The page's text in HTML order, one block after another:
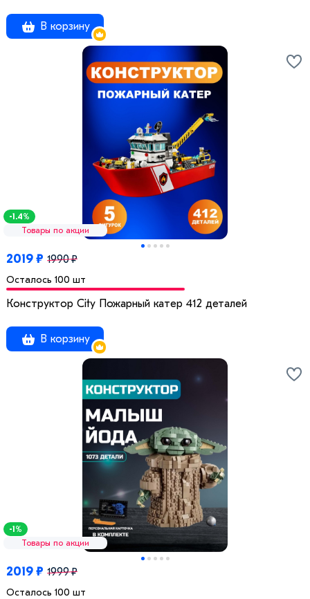
В корзину
-1.4%
Товары по акции
2019 ₽ 1990 ₽
Осталось 100 шт
Конструктор City Пожарный катер 412 деталей
В корзину
-1%
Товары по акции
2019 ₽ 1999 ₽
Осталось 100 шт